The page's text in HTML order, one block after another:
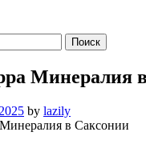
Минералия
by lazily